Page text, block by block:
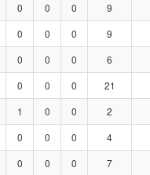
0 0 0 9
0 0 0 9
0 0 0 6
0 0 0 21
1 0 0 2
0 0 0 4
0 0 0 7